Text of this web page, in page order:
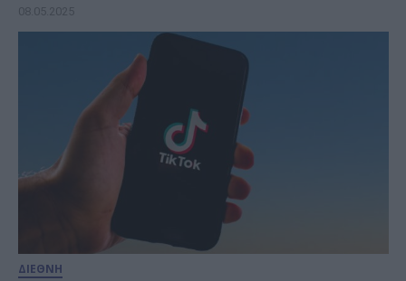
08.05.2025
ΔΙΕΘΝΗ